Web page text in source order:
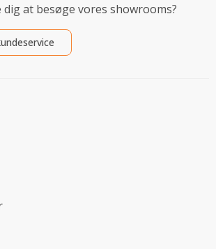
at besøge vores showrooms?